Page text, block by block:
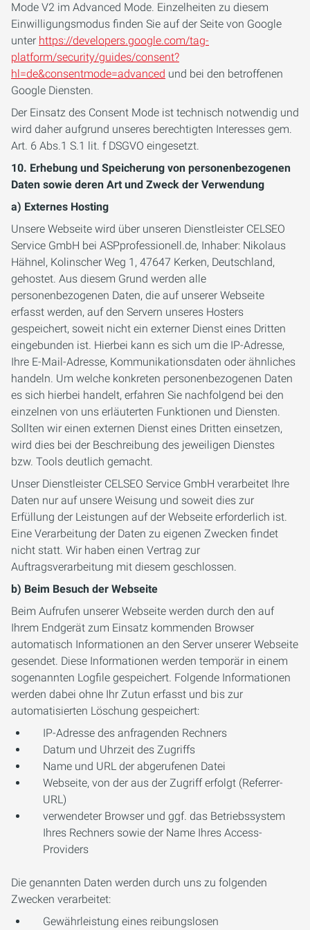
Mode V2 im Advanced Mode. Einzelheiten zu diesem
Einwilligungsmodus finden Sie auf der Seite von Google
unter https://developers.google.com/tag-
platform/security/guides/consent?
hl=de&consentmode=advanced und bei den betroffenen
Google Diensten.
Der Einsatz des Consent Mode ist technisch notwendig und
wird daher aufgrund unseres berechtigten Interesses gem.
Art. 6 Abs.1 S.1 lit. f DSGVO eingesetzt.
10. Erhebung und Speicherung von personenbezogenen
Daten sowie deren Art und Zweck der Verwendung
a) Externes Hosting
Unsere Webseite wird über unseren Dienstleister CELSEO
Service GmbH bei ASPprofessionell.de, Inhaber: Nikolaus
Hähnel, Kolinscher Weg 1, 47647 Kerken, Deutschland,
gehostet. Aus diesem Grund werden alle
personenbezogenen Daten, die auf unserer Webseite
erfasst werden, auf den Servern unseres Hosters
gespeichert, soweit nicht ein externer Dienst eines Dritten
eingebunden ist. Hierbei kann es sich um die IP-Adresse,
Ihre E-Mail-Adresse, Kommunikationsdaten oder ähnliches
handeln. Um welche konkreten personenbezogenen Daten
es sich hierbei handelt, erfahren Sie nachfolgend bei den
einzelnen von uns erläuterten Funktionen und Diensten.
Sollten wir einen externen Dienst eines Dritten einsetzen,
wird dies bei der Beschreibung des jeweiligen Dienstes
bzw. Tools deutlich gemacht.
Unser Dienstleister CELSEO Service GmbH verarbeitet Ihre
Daten nur auf unsere Weisung und soweit dies zur
Erfüllung der Leistungen auf der Webseite erforderlich ist.
Eine Verarbeitung der Daten zu eigenen Zwecken findet
nicht statt. Wir haben einen Vertrag zur
Auftragsverarbeitung mit diesem geschlossen.
b) Beim Besuch der Webseite
Beim Aufrufen unserer Webseite werden durch den auf
Ihrem Endgerät zum Einsatz kommenden Browser
automatisch Informationen an den Server unserer Webseite
gesendet. Diese Informationen werden temporär in einem
sogenannten Logfile gespeichert. Folgende Informationen
werden dabei ohne Ihr Zutun erfasst und bis zur
automatisierten Löschung gespeichert:
IP-Adresse des anfragenden Rechners
Datum und Uhrzeit des Zugriffs
Name und URL der abgerufenen Datei
Webseite, von der aus der Zugriff erfolgt (Referrer-
URL)
verwendeter Browser und ggf. das Betriebssystem
Ihres Rechners sowie der Name Ihres Access-
Providers
Die genannten Daten werden durch uns zu folgenden
Zwecken verarbeitet:
Gewährleistung eines reibungslosen